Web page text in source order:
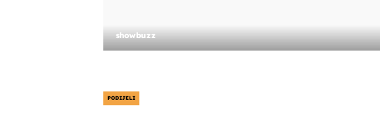
showbuzz
PODIJELI